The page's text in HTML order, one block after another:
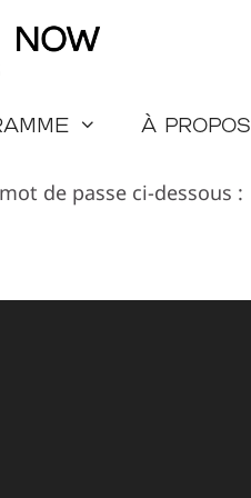
à propos
de passe ci-dessous :